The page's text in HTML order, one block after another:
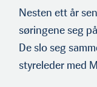
Nesten ett år
søringene seg
De slo seg
styreleder med